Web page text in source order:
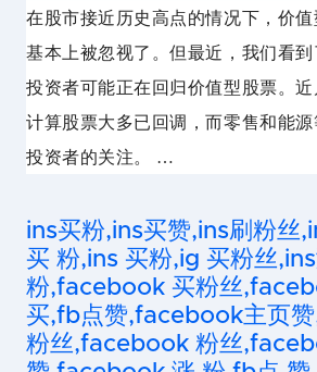
在股市接近历史高点的情况下，价
基本上被忽视了。但最近，我们看
投资者可能正在回归价值型股票。
计算股票大多已回调，而零售和能源
投资者的关注。 …
ins买粉,ins买赞,ins刷粉丝
买 粉,ins 买粉,ig 买粉丝
粉,facebook 买粉丝
买,fb点赞,facebook主页
粉丝,facebook 粉丝